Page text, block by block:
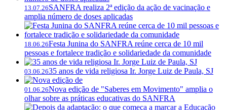
13.07.26SANFRA realiza 2ª edição da ação de vacinação e
amplia número de doses aplicadas
18.06.26Festa Junina do SANFRA reúne cerca de 10 mil
pessoas e fortalece tradição e solidariedade da comunidade
03.06.2635 anos de vida religiosa Ir. Jorge Luiz de Paula, SJ
01.06.26Nova edição de "Saberes em Movimento" amplia o
olhar sobre as práticas educativas do SANFRA